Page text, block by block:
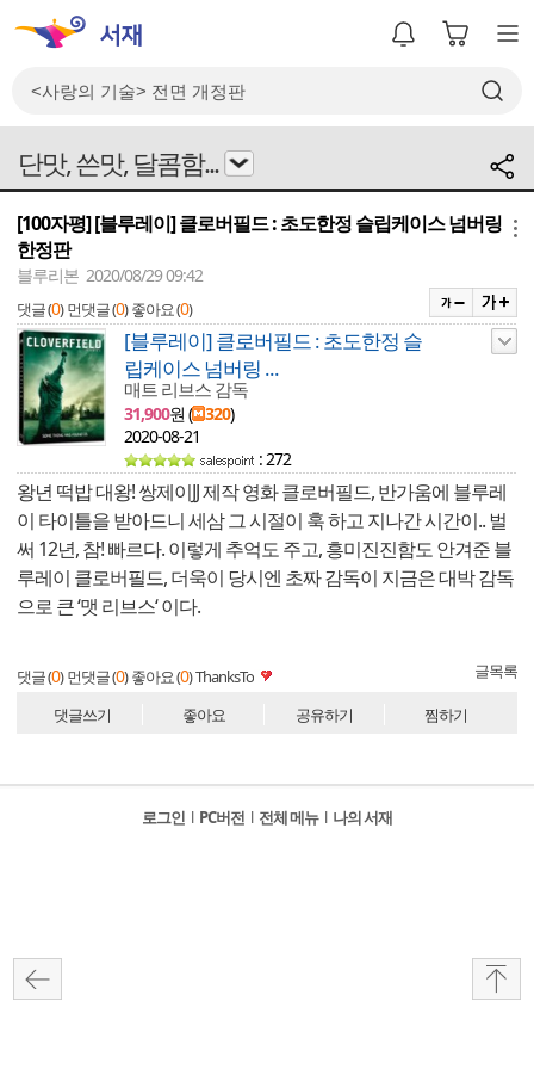
단맛, 쓴맛, 달콤함...
[100자평] [블루레이] 클로버필드 : 초도한정 슬립케이스 넘버링
한정판
블루리본 2020/08/29 09:42
댓글 (0) 먼댓글 (0) 좋아요 (0)
[블루레이] 클로버필드 : 초도한정 슬
립케이스 넘버링 ...
매트 리브스 감독
31,900원 ( 320)
2020-08-21
: 272
왕년 떡밥 대왕! 쌍제이JJ 제작 영화 클로버필드, 반가움에 블루레
이 타이틀을 받아드니 세삼 그 시절이 훅 하고 지나간 시간이.. 벌
써 12년, 참! 빠르다. 이렇게 추억도 주고, 흥미진진함도 안겨준 블
루레이 클로버필드, 더욱이 당시엔 초짜 감독이 지금은 대박 감독
으로 큰 ‘맷 리브스‘ 이다.
댓글 (0) 먼댓글 (0) 좋아요 (0)ThanksTo 글목록
댓글쓰기 좋아요 공유하기 찜하기
로그인 l PC버전 l 전체 메뉴 l 나의 서재